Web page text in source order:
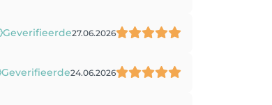
Geverifieerde27.06.2026
Geverifieerde24.06.2026